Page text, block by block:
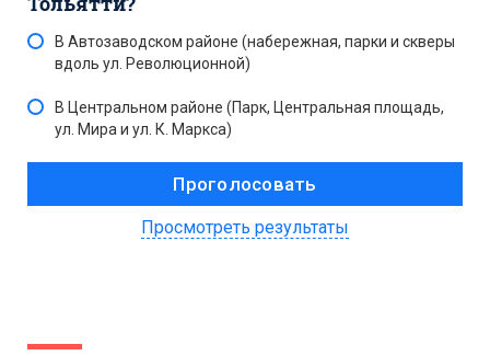
В Автозаводском районе (набережная, парки и скверы
вдоль ул. Революционной)
В Центральном районе (Парк, Центральная площадь,
ул. Мира и ул. К. Маркса)
Просмотреть результаты